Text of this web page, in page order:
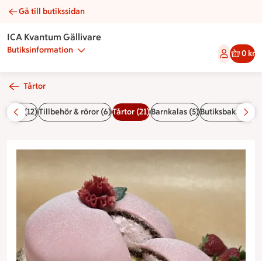
Pink lady | Catering ICA Kvantum Gällivare
Gå till butikssidan
ICA Kvantum Gällivare
Butiksinformation 0 kr
Tårtor
mat (12)Tillbehör & röror (6)Tårtor (21)Barnkalas (5)Butiksbakat (18)